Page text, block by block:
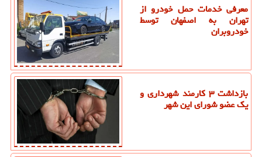
معرفی خدمات حمل خودرو از
تهران به اصفهان توسط
خودروبران
بازداشت ۳ کارمند شهرداری و
یک عضو شورای این شهر